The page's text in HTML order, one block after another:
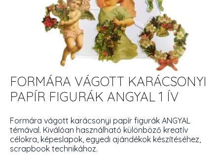
FORMÁRA VÁGOTT KARÁCSONYI
PAPÍR FIGURÁK ANGYAL 1 ÍV
Formára vágott karácsonyi papír figurák ANGYAL
témával. Kiválóan használható különböző kreatív
célokra, képeslapok, egyedi ajándékok készítéséhez,
scrapbook technikához.